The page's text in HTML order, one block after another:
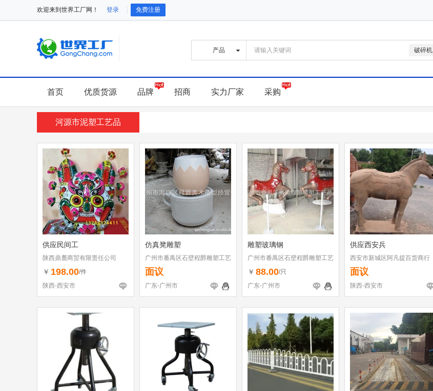
欢迎来到世界工厂网！ 登录 免费注册
破碎机
首页 优质货源 品牌 招商 实力厂家 采购
河源市泥塑工艺品
供应民间工
陕西鼎麓商贸有限责任公司
￥ 198.00/件
陕西-西安市
仿真凳雕塑
广州市番禺区石壁程爵雕塑工艺
品厂
面议
广东-广州市
雕塑玻璃钢
广州市番禺区石壁程爵雕塑工艺
品厂
￥ 88.00/只
广东-广州市
供应西安兵
西安市新城区阿凡提百货商行
面议
陕西-西安市